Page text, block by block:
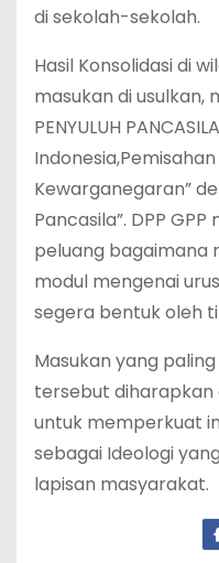
di sekolah-sekolah.
Hasil Konsolidasi di
masukan di usulkan,
PENYULUH
Kewarganegaran”
Pancasila”. DPP
peluang bagaimana
modul mengenai
segera bentuk oleh
Masukan yang
tersebut diharapkan
untuk memperkuat
sebagai Ideologi
lapisan masyarakat.